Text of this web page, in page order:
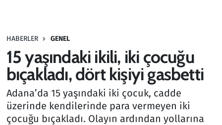
HABERLER GENEL
15 yaşındaki ikili, iki çocuğu
bıçakladı, dört kişiyi gasbetti
Adana’da 15 yaşındaki iki çocuk, cadde
üzerinde kendilerinde para vermeyen iki
çocuğu bıçakladı. Olayın ardından yollarına
Haber
Kültür Sanat
Kurumsal Haberler
Lezzet Durağı